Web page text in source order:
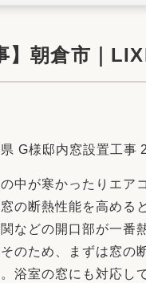
まの声
サービス向上・品質改善の
】朝倉市｜
G様邸内窓設置工事
中が寒かったりエア
の断熱性能を高める
などの開口部が一番
のため、まずは窓の
浴室の窓にも対応し